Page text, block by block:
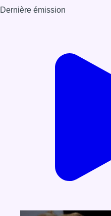
Dernière émission